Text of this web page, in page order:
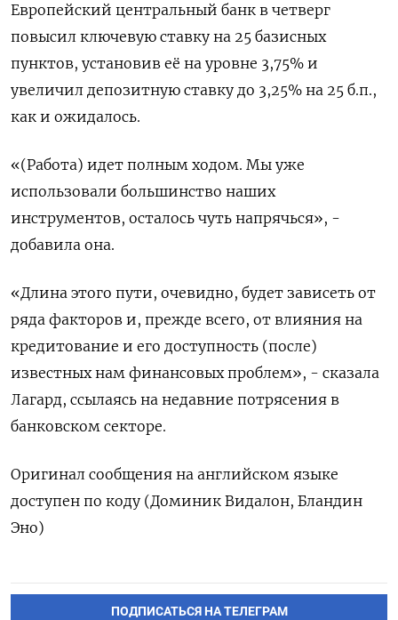
Европейский центральный банк в четверг
повысил ключевую ставку на 25 базисных
пунктов, установив её на уровне 3,75% и
увеличил депозитную ставку до 3,25% на 25 б.п.,
как и ожидалось.
«(Работа) идет полным ходом. Мы уже
использовали большинство наших
инструментов, осталось чуть напрячься», -
добавила она.
«Длина этого пути, очевидно, будет зависеть от
ряда факторов и, прежде всего, от влияния на
кредитование и его доступность (после)
известных нам финансовых проблем», - сказала
Лагард, ссылаясь на недавние потрясения в
банковском секторе.
Оригинал сообщения на английском языке
доступен по коду (Доминик Видалон, Бландин
Эно)
ПОДПИСАТЬСЯ НА ТЕЛЕГРАМ